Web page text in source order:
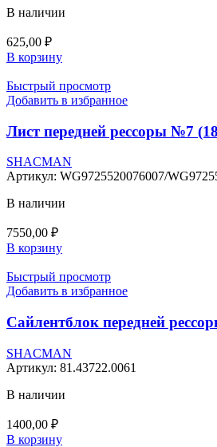
В наличии
625,00 ₽
В корзину
Быстрый просмотр
Добавить в избранное
Лист передней рессоры №7
SHACMAN
Артикул: WG9725520076007/
В наличии
7550,00 ₽
В корзину
Быстрый просмотр
Добавить в избранное
Сайлентблок передней
SHACMAN
Артикул: 81.43722.0061
В наличии
1400,00 ₽
В корзину